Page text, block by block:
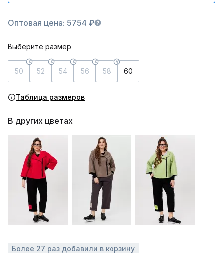
Оптовая цена: 5754 ₽
Выберите размер
50 52 54 56 58 60
Таблица размеров
В других цветах
Более 27 раз добавили в корзину